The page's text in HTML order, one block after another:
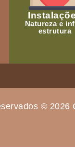
Natureza e
estrutura
© 2026